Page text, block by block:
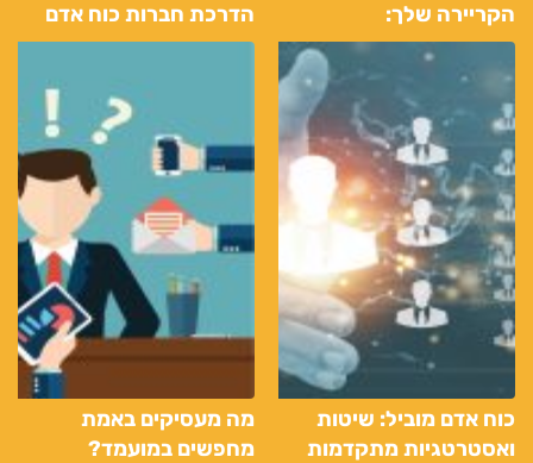
הקריירה שלך:
האסטרטגיות של חברות
משאבי אנוש להצלחה
הדרכת חברות כוח אדם
במסלול הקריירה שלך
כוח אדם מוביל: שיטות
ואסטרטגיות מתקדמות
מה מעסיקים באמת
מחפשים במועמד?